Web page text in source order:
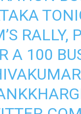
RALLY,
A 100
⁩ ⁦